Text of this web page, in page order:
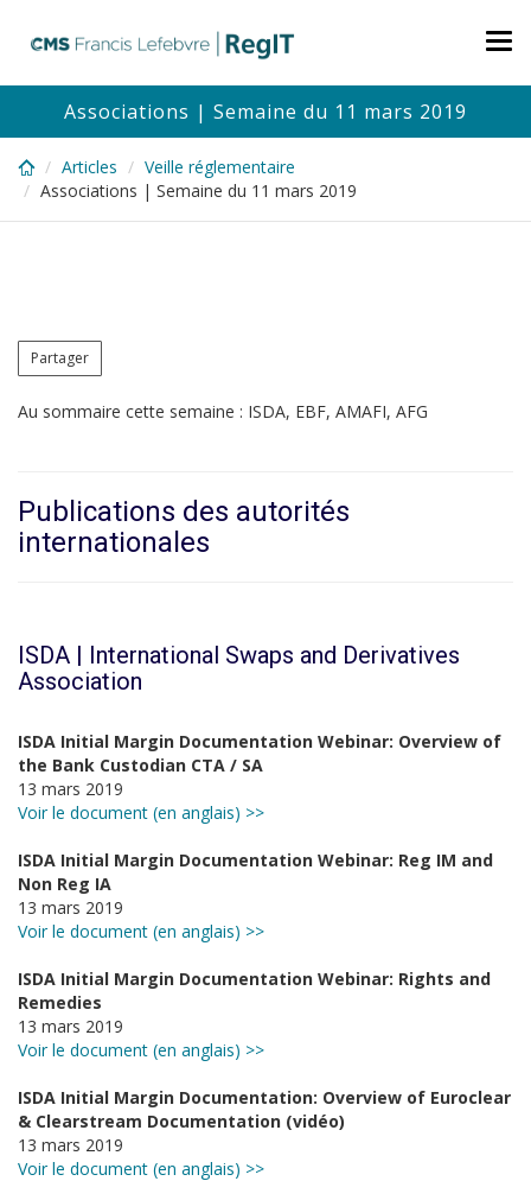
content
Associations | Semaine du 11 mars 2019
Articles
Veille réglementaire
Associations | Semaine du 11 mars 2019
Partager
Au sommaire cette semaine : ISDA, EBF, AMAFI, AFG
Publications des autorités
internationales
ISDA | International Swaps and Derivatives
Association
ISDA Initial Margin Documentation Webinar: Overview of
the Bank Custodian CTA / SA
13 mars 2019
Voir le document (en anglais) >>
ISDA Initial Margin Documentation Webinar: Reg IM and
Non Reg IA
13 mars 2019
Voir le document (en anglais) >>
ISDA Initial Margin Documentation Webinar: Rights and
Remedies
13 mars 2019
Voir le document (en anglais) >>
ISDA Initial Margin Documentation: Overview of Euroclear
& Clearstream Documentation (vidéo)
13 mars 2019
Voir le document (en anglais) >>